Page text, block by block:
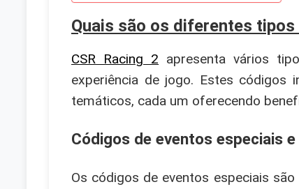
Quais são os diferentes
CSR Racing 2 apresenta vários
experiência de jogo. Estes códigos
temáticos, cada um oferecendo
Códigos de eventos especiais
Os códigos de eventos especiais